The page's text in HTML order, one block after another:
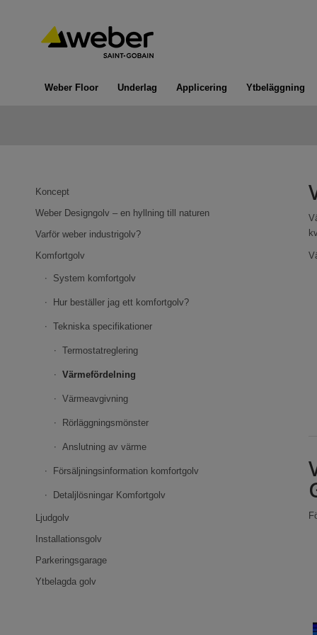
Weber Floor Underlag Applicering Ytbeläggning
Koncept
Weber Designgolv – en hyllning till naturen
Varför weber industrigolv?
Komfortgolv
System komfortgolv
Hur beställer jag ett komfortgolv?
Tekniska specifikationer
Termostatreglering
Värmefördelning
Värmeavgivning
Rörläggningsmönster
Anslutning av värme
Försäljningsinformation komfortgolv
Detaljlösningar Komfortgolv
Ljudgolv
Installationsgolv
Parkeringsgarage
Ytbelagda golv